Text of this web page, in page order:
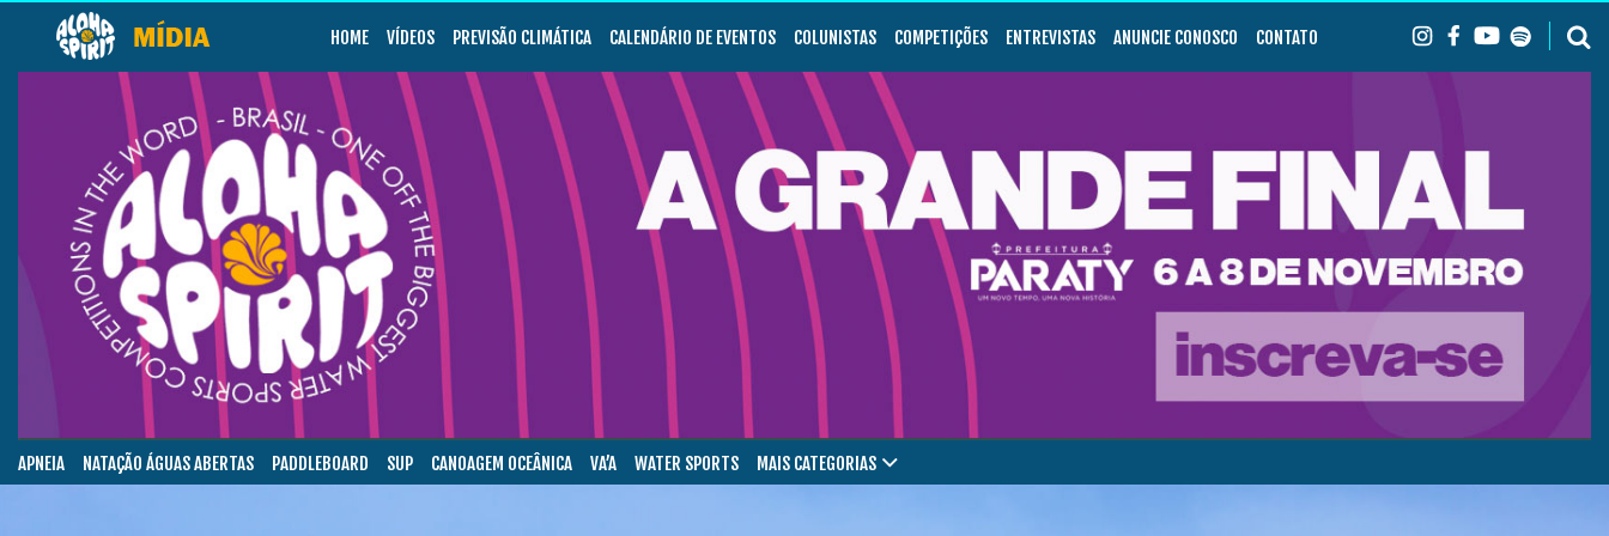
HOME VÍDEOS PREVISÃO CLIMÁTICA CALENDÁRIO DE EVENTOS COLUNISTAS COMPETIÇÕES ENTREVISTAS ANUNCIE CONOSCO CONTATO
APNEIA NATAÇÃO ÁGUAS ABERTAS PADDLEBOARD SUP CANOAGEM OCEÂNICA VA’A WATER SPORTS MAIS CATEGORIAS